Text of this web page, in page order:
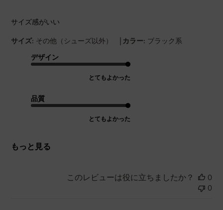
サイズ感がいい
サイズ: その他（シューズ以外） | カラー: ブラック系
デザイン
とてもよかった
品質
とてもよかった
もっと見る
このレビューは役に立ちましたか？
0
0